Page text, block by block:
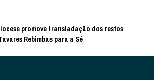
promove transladação dos restos
Rebimbas para a Sé